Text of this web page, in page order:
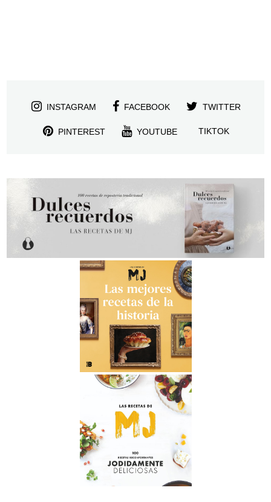
INSTAGRAM FACEBOOK TWITTER
PINTEREST YOUTUBE TIKTOK